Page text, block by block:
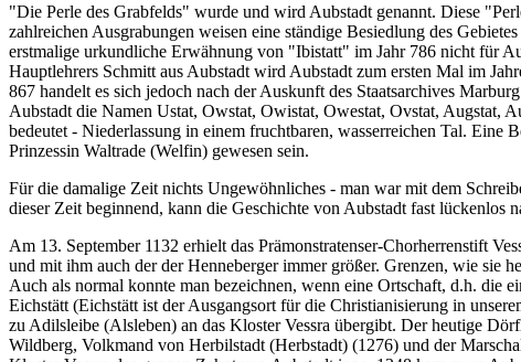
"Die Perle des Grabfelds" wurde und wird Aubstadt genannt. Diese
zahlreichen Ausgrabungen weisen eine ständige Besiedlung des
erstmalige urkundliche Erwähnung von "Ibistatt" im Jahr 786 nicht für
Hauptlehrers Schmitt aus Aubstadt wird Aubstadt zum ersten Mal im
867 handelt es sich jedoch nach der Auskunft des Staatsarchives
Aubstadt die Namen Ustat, Owstat, Owistat, Owestat, Ovstat, Augstat,
bedeutet - Niederlassung in einem fruchtbaren, wasserreichen Tal.
Prinzessin Waltrade (Welfin) gewesen sein.
Für die damalige Zeit nichts Ungewöhnliches - man war mit dem
dieser Zeit beginnend, kann die Geschichte von Aubstadt fast lückenlos
Am 13. September 1132 erhielt das Prämonstratenser-Chorherrenstift
und mit ihm auch der der Henneberger immer größer. Grenzen, wie sie
Auch als normal konnte man bezeichnen, wenn eine Ortschaft, d.h. die
Eichstätt (Eichstätt ist der Ausgangsort für die Christianisierung in
zu Adilsleibe (Alsleben) an das Kloster Vessra übergibt. Der heutige
Wildberg, Volkmand von Herbilstadt (Herbstadt) (1276) und der